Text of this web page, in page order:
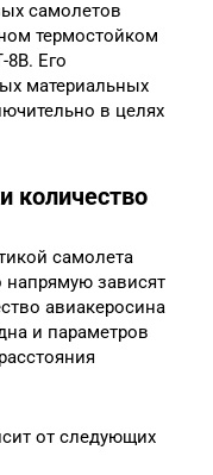
самолетов
термостойком
8В. Его
материальных
в целях
количество
самолета
напрямую зависят
авиакеросина
и параметров
от следующих